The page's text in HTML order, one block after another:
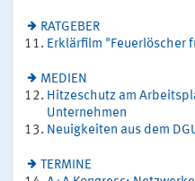
RATGEBER
Erklärfilm "Feuerlöscher
MEDIEN
Hitzeschutz am
Unternehmen
Neuigkeiten aus dem
TERMINE